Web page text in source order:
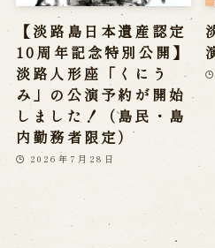
【淡路島日本遺産認定
10周年記念特別公開】
淡路人形座「くにう
み」の公演予約が開始
しました！（島民・島
内勤務者限定）
2026年7月28日